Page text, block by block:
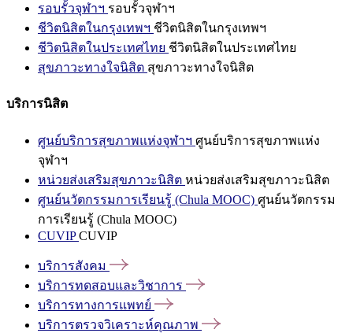
รอบรั้วจุฬาฯ รอบรั้วจุฬาฯ
ชีวิตนิสิตในกรุงเทพฯ ชีวิตนิสิตในกรุงเทพฯ
ชีวิตนิสิตในประเทศไทย ชีวิตนิสิตในประเทศไทย
สุขภาวะทางใจนิสิต สุขภาวะทางใจนิสิต
บริการนิสิต
ศูนย์บริการสุขภาพแห่งจุฬาฯ ศูนย์บริการสุขภาพแห่ง
จุฬาฯ
หน่วยส่งเสริมสุขภาวะนิสิต หน่วยส่งเสริมสุขภาวะนิสิต
ศูนย์นวัตกรรมการเรียนรู้ (Chula MOOC) ศูนย์นวัตกรรม
การเรียนรู้ (Chula MOOC)
CUVIPCUVIP
บริการสังคม
บริการทดสอบและวิชาการ
บริการทางการแพทย์
บริการตรวจวิเคราะห์คุณภาพ